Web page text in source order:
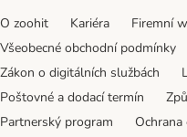
O zoohit Kariéra Firemní
Všeobecné obchodní podmínky
Zákon o digitálních službách
Poštovné a dodací termín
Partnerský program